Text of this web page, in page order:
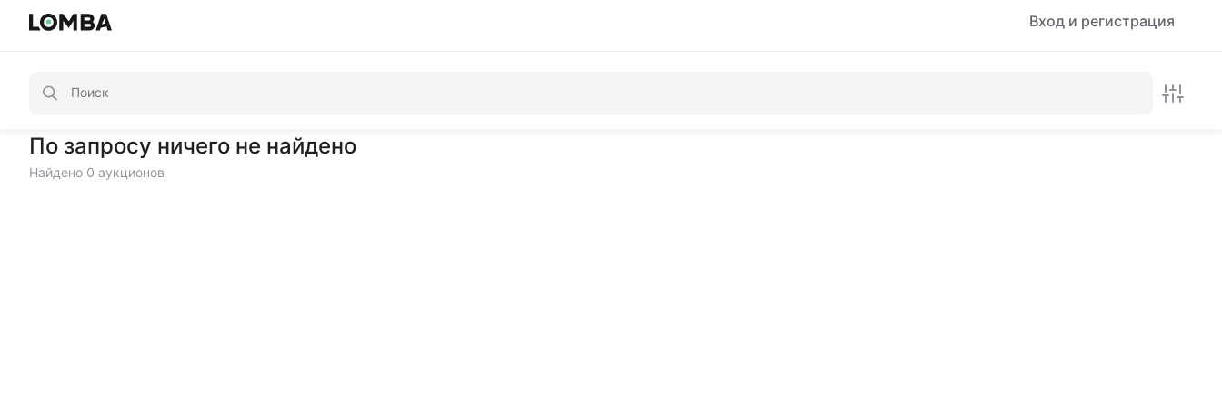
Вход и регистрация
По запросу ничего не найдено
Найдено 0 аукционов